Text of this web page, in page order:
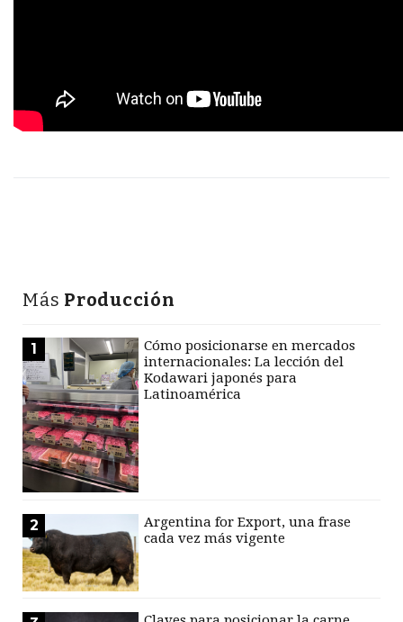
Más Producción
1
Cómo posicionarse en mercados
internacionales: La lección del
Kodawari japonés para
Latinoamérica
2
Argentina for Export, una frase
cada vez más vigente